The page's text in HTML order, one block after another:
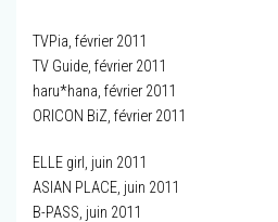
TVPia, février 2011
TV Guide, février 2011
haru*hana, février 2011
ORICON BiZ, février 2011
ELLE girl, juin 2011
ASIAN PLACE, juin 2011
B-PASS, juin 2011